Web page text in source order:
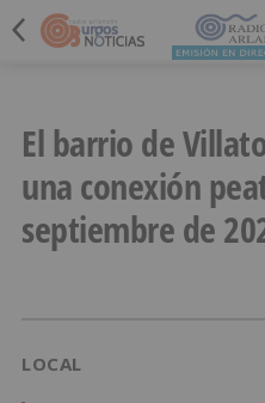
El barrio de
una conexión
septiembre de
LOCAL